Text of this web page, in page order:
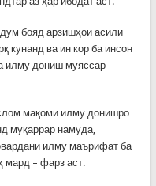
бояд арзишҳои асили
кунанд ва ин кор ба инсон
илму дониш муяссар
мақоми илму донишро
муқаррар намуда,
илму маърифат ба
мард – фарз аст.